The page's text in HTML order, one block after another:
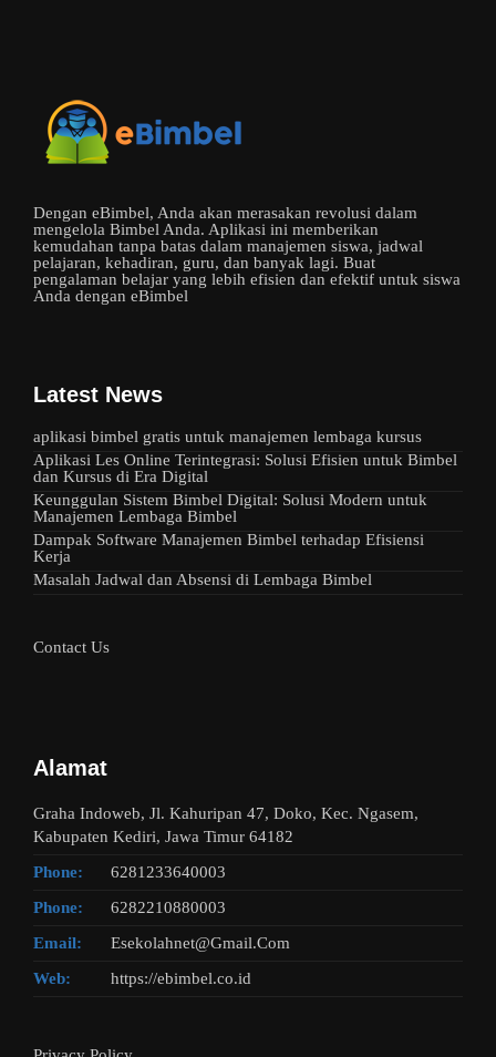
Dengan eBimbel, Anda akan merasakan revolusi dalam
mengelola Bimbel Anda. Aplikasi ini memberikan
kemudahan tanpa batas dalam manajemen siswa, jadwal
pelajaran, kehadiran, guru, dan banyak lagi. Buat
pengalaman belajar yang lebih efisien dan efektif untuk siswa
Anda dengan eBimbel
Latest News
aplikasi bimbel gratis untuk manajemen lembaga kursus
Aplikasi Les Online Terintegrasi: Solusi Efisien untuk Bimbel
dan Kursus di Era Digital
Keunggulan Sistem Bimbel Digital: Solusi Modern untuk
Manajemen Lembaga Bimbel
Dampak Software Manajemen Bimbel terhadap Efisiensi
Kerja
Masalah Jadwal dan Absensi di Lembaga Bimbel
Contact Us
Alamat
Graha Indoweb, Jl. Kahuripan 47, Doko, Kec. Ngasem,
Kabupaten Kediri, Jawa Timur 64182
Phone:
6281233640003
Phone:
6282210880003
Email:
Esekolahnet@Gmail.Com
Web:
https://ebimbel.co.id